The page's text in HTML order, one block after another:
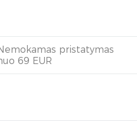
pristatymas
69 EUR